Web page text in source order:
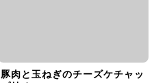
豚肉と玉ねぎのチーズケチャッ